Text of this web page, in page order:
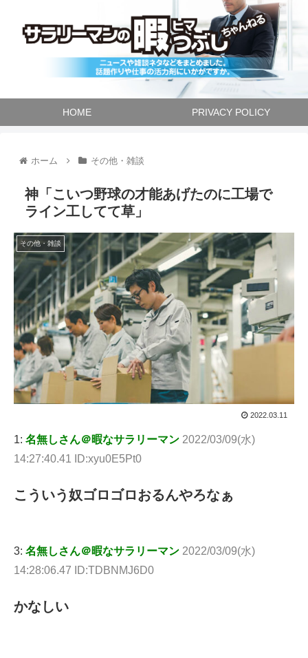
HOME PRIVACY POLICY
ホーム その他・雑談
神「こいつ野球の才能あげたのに工場で
ライン工してて草」
その他・雑談
2022.03.11
1: 名無しさん＠暇なサラリーマン 2022/03/09(水)
14:27:40.41 ID:xyu0E5Pt0
こういう奴ゴロゴロおるんやろなぁ
3: 名無しさん＠暇なサラリーマン 2022/03/09(水)
14:28:06.47 ID:TDBNMJ6D0
かなしい